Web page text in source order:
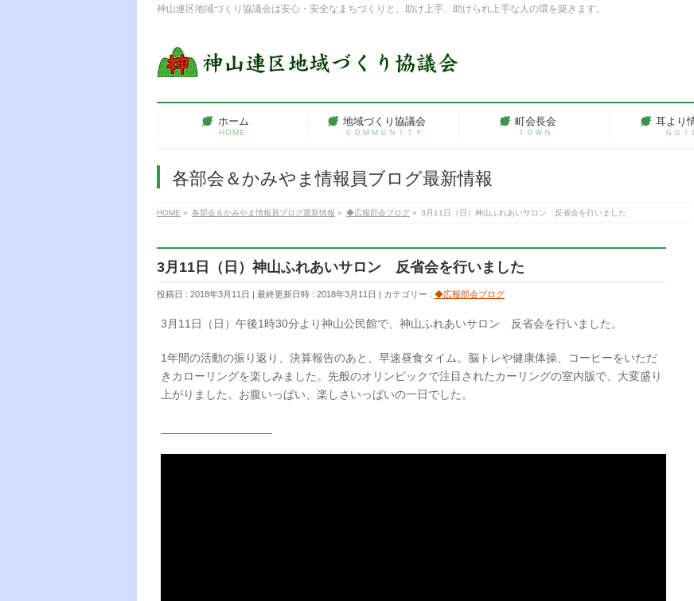
神山連区地域づくり協議会は安心・安全なまちづくりと、助け上手、助けられ上手な人の環を築きます。
ホーム
HOME
地域づくり協議会
ＣＯＭＭＵＮＩＴＹ
町会長会
ＴＯＷＮ
耳より
ＧＵＩ
各部会＆かみやま情報員ブログ最新情報
HOME » 各部会＆かみやま情報員ブログ最新情報 » ◆広報部会ブログ » 3月11日（日）神山ふれあいサロン 反省会を行いました
3月11日（日）神山ふれあいサロン 反省会を行いました
投稿日 : 2018年3月11日 最終更新日時 : 2018年3月11日 カテゴリー : ◆広報部会ブログ
3月11日（日）午後1時30分より神山公民館で、神山ふれあいサロン 反省会を行いました。
1年間の活動の振り返り、決算報告のあと、早速昼食タイム。脳トレや健康体操、コーヒーをいただ
きカローリングを楽しみました。先般のオリンピックで注目されたカーリングの室内版で、大変盛り
上がりました。お腹いっぱい、楽しさいっぱいの一日でした。